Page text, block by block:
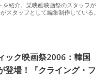
紹介。某映画映画祭のスタッフが
スタッフとして編集制作している。
ック映画祭2006：韓国
登場！『クライング・フ